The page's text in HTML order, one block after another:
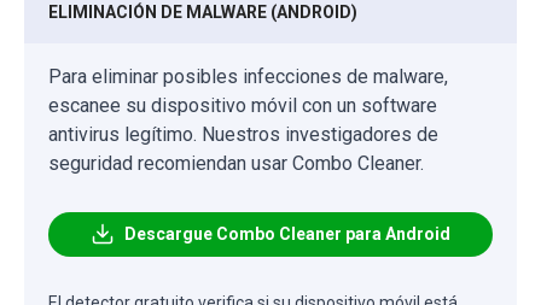
ELIMINACIÓN DE MALWARE (ANDROID)
Para eliminar posibles infecciones de malware,
escanee su dispositivo móvil con un software
antivirus legítimo. Nuestros investigadores de
seguridad recomiendan usar Combo Cleaner.
Descargue Combo Cleaner para Android